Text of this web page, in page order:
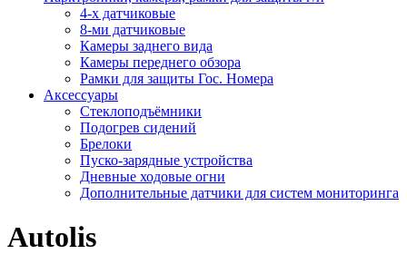
4-х датчиковые
8-ми датчиковые
Камеры заднего вида
Камеры переднего обзора
Рамки для защиты Гос. Номера
Аксессуары
Стеклоподъёмники
Подогрев сидений
Брелоки
Пуско-зарядные устройства
Дневные ходовые огни
Дополнительные датчики для систем мониторинга
Autolis